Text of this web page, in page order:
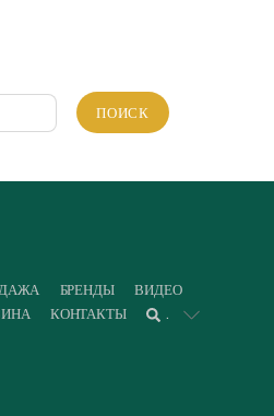
ПОИСК
БРЕНДЫ
ВИДЕО
КОНТАКТЫ .